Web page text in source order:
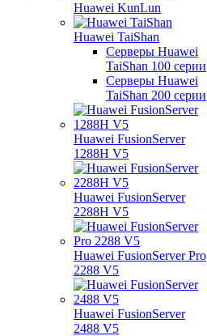
Huawei KunLun
Huawei TaiShan
Серверы Huawei
TaiShan 100 серии
Серверы Huawei
TaiShan 200 серии
Huawei FusionServer
1288H V5
Huawei FusionServer
2288H V5
Huawei FusionServer Pro
2288 V5
Huawei FusionServer
2488 V5